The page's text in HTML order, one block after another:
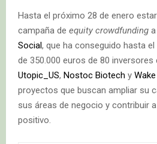
Hasta el próximo 28 de enero
campaña de equity crowdfunding
Social, que ha conseguido hasta
de 350.000 euros de 80
Utopic_US, Nostoc Biotech y
proyectos que buscan ampliar su
sus áreas de negocio y contribuir
positivo.